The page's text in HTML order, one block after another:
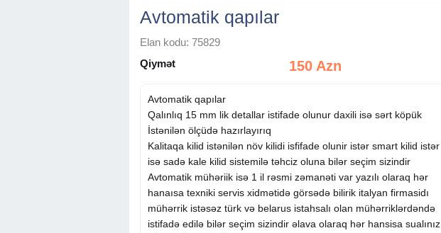
Avtomatik qapılar
Elan kodu: 75829
Qiymət
150 Azn
Avtomatik qapılar
Qalınlıq 15 mm lik detallar istifade olunur daxili isə sərt köpük
İstənilən ölçüdə hazırlayırıq
Kalitaqa kilid istənilən növ kilidi isfifade olunir istər smart kilid istər
isə sadə kale kilid sistemilə təhciz oluna bilər seçim sizindir
Avtomatik mühəriik isə 1 il rəsmi zəmanəti var yazılı olaraq hər
hanaısa texniki servis xidmətidə görsədə bilirik italyan firmasidı
mühərrik istəsəz türk və belarus istahsalı olan mühərriklərdəndə
istifadə edilə bilər seçim sizindir əlava olaraq hər hansisa sualınız